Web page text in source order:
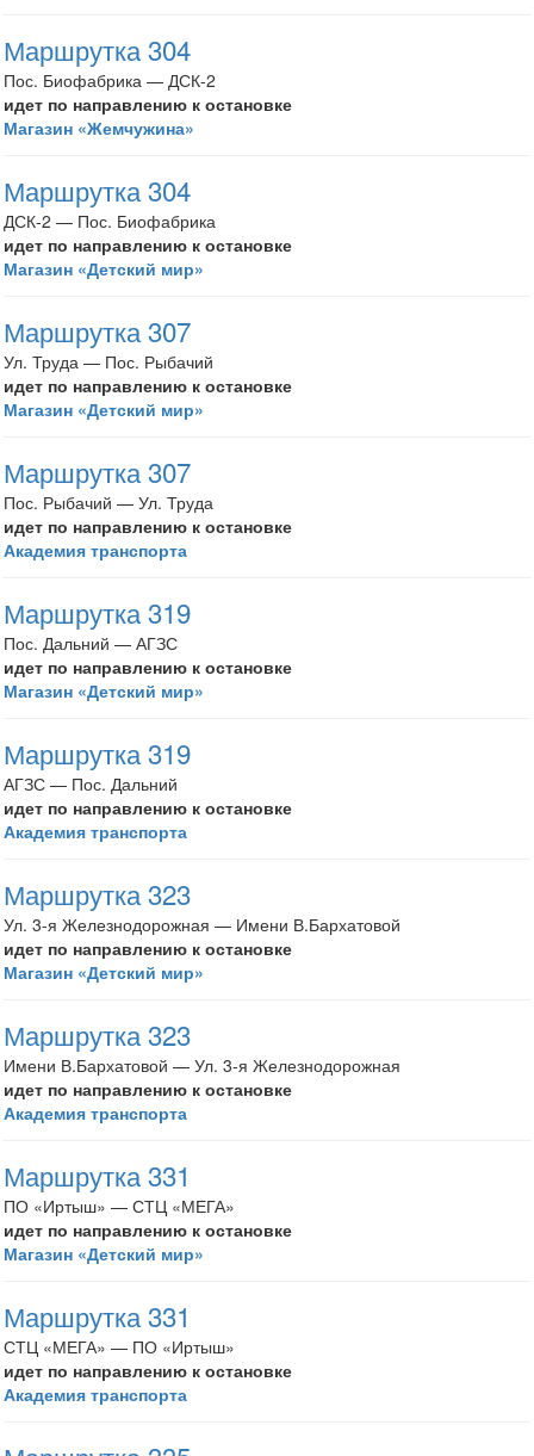
Маршрутка 304
Пос. Биофабрика — ДСК-2
идет по направлению к остановке
Магазин «Жемчужина»
Маршрутка 304
ДСК-2 — Пос. Биофабрика
идет по направлению к остановке
Магазин «Детский мир»
Маршрутка 307
Ул. Труда — Пос. Рыбачий
идет по направлению к остановке
Магазин «Детский мир»
Маршрутка 307
Пос. Рыбачий — Ул. Труда
идет по направлению к остановке
Академия транспорта
Маршрутка 319
Пос. Дальний — АГЗС
идет по направлению к остановке
Магазин «Детский мир»
Маршрутка 319
АГЗС — Пос. Дальний
идет по направлению к остановке
Академия транспорта
Маршрутка 323
Ул. 3-я Железнодорожная — Имени В.Бархатовой
идет по направлению к остановке
Магазин «Детский мир»
Маршрутка 323
Имени В.Бархатовой — Ул. 3-я Железнодорожная
идет по направлению к остановке
Академия транспорта
Маршрутка 331
ПО «Иртыш» — СТЦ «МЕГА»
идет по направлению к остановке
Магазин «Детский мир»
Маршрутка 331
СТЦ «МЕГА» — ПО «Иртыш»
идет по направлению к остановке
Академия транспорта